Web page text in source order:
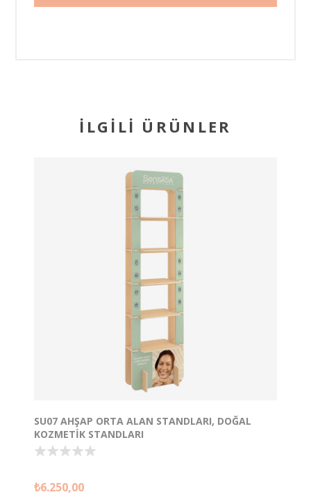
İLGILI ÜRÜNLER
SU07 AHŞAP ORTA ALAN STANDLARI, DOĞAL
KOZMETIK STANDLARI
Satıştadır.
₺6.250,00